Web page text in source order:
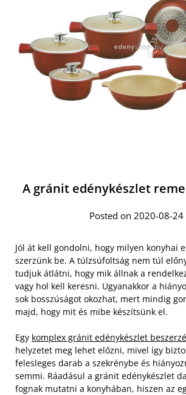
A gránit edénykészlet
Posted on 2020-08-24
Jól át kell gondolni, hogy milyen konyhai
szerzünk be. A túlzsúfoltság nem túl
tudjuk átlátni, hogy mik állnak a
vagy hol kell keresni. Ugyanakkor a
sok bosszúságot okozhat, mert mindig
majd, hogy mit és mibe készítsünk el.
Egy komplex gránit edénykészlet
helyzetet meg lehet előzni, mivel így
felesleges darab a szekrénybe és
semmi. Ráadásul a gránit edénykészlet
fognak mutatni a konyhában, hiszen az